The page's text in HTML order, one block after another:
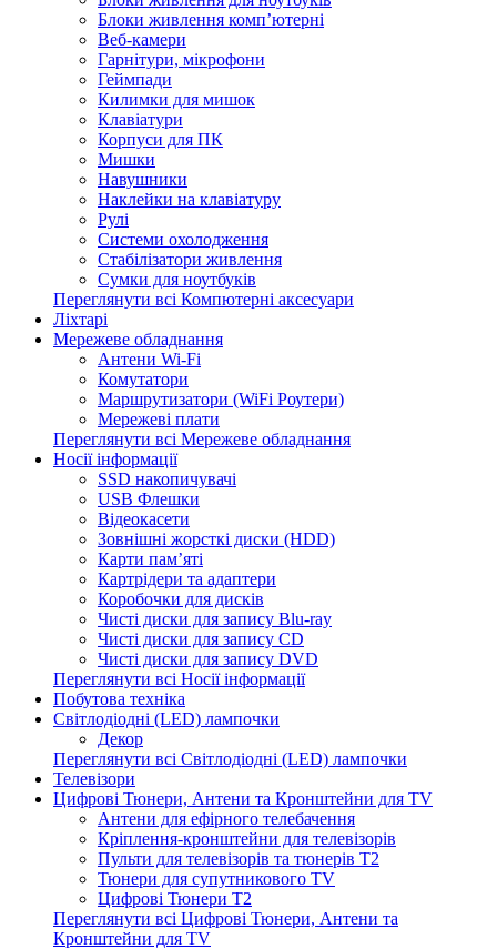
Блоки живлення комп’ютерні
Веб-камери
Гарнітури, мікрофони
Геймпади
Килимки для мишок
Клавіатури
Корпуси для ПК
Мишки
Навушники
Наклейки на клавіатуру
Рулі
Системи охолодження
Стабілізатори живлення
Сумки для ноутбуків
Переглянути всі Компютерні аксесуари
Ліхтарі
Мережеве обладнання
Антени Wi-Fi
Комутатори
Маршрутизатори (WiFi Роутери)
Мережеві плати
Переглянути всі Мережеве обладнання
Носії інформації
SSD накопичувачі
USB Флешки
Відеокасети
Зовнішні жорсткі диски (HDD)
Карти пам’яті
Картрідери та адаптери
Коробочки для дисків
Чисті диски для запису Blu-ray
Чисті диски для запису CD
Чисті диски для запису DVD
Переглянути всі Носії інформації
Побутова техніка
Світлодіодні (LED) лампочки
Декор
Переглянути всі Світлодіодні (LED) лампочки
Телевізори
Цифрові Тюнери, Антени та Кронштейни для TV
Антени для ефірного телебачення
Кріплення-кронштейни для телевізорів
Пульти для телевізорів та тюнерів T2
Тюнери для супутникового TV
Цифрові Тюнери T2
Переглянути всі Цифрові Тюнери, Антени та
Кронштейни для TV